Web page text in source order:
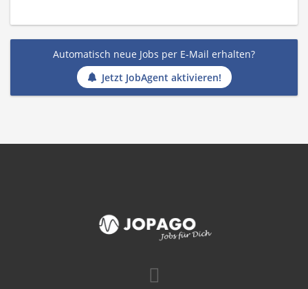
Automatisch neue Jobs per E-Mail erhalten?
Jetzt JobAgent aktivieren!